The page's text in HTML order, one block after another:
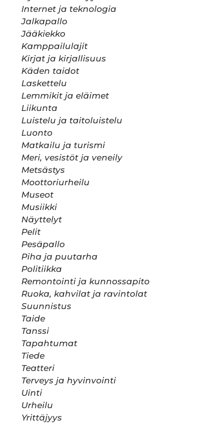
Internet ja teknologia
Jalkapallo
Jääkiekko
Kamppailulajit
Kirjat ja kirjallisuus
Käden taidot
Laskettelu
Lemmikit ja eläimet
Liikunta
Luistelu ja taitoluistelu
Luonto
Matkailu ja turismi
Meri, vesistöt ja veneily
Metsästys
Moottoriurheilu
Museot
Musiikki
Näyttelyt
Pelit
Pesäpallo
Piha ja puutarha
Politiikka
Remontointi ja kunnossapito
Ruoka, kahvilat ja ravintolat
Suunnistus
Taide
Tanssi
Tapahtumat
Tiede
Teatteri
Terveys ja hyvinvointi
Uinti
Urheilu
Yrittäjyys